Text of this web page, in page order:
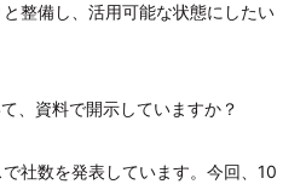
整備し、活用可能な状態にしたい
、資料で開示していますか？
で社数を発表しています。今回、10